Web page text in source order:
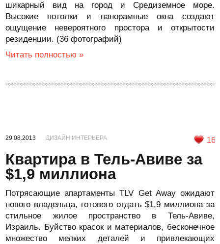
шикарный вид на город и Средиземное море.
Высокие потолки и панорамные окна создают
ощущение невероятного простора и открытости
резиденции. (36 фотографий)
Читать полностью »
29.08.2013 ДИЗАЙН ИНТЕРЬЕРА 16
Квартира в Тель-Авиве за
$1,9 миллиона
Потрясающие апартаменты TLV Get Away ожидают
нового владельца, готового отдать $1,9 миллиона за
стильное жилое пространство в Тель-Авиве,
Израиль. Буйство красок и материалов, бесконечное
множество мелких деталей и привлекающих